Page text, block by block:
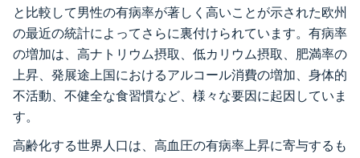
と比較して男性の有病率が著しく高いことが示された欧州
の最近の統計によってさらに裏付けられています。有病率
の増加は、高ナトリウム摂取、低カリウム摂取、肥満率の
上昇、発展途上国におけるアルコール消費の増加、身体的
不活動、不健全な食習慣など、様々な要因に起因していま
す。
高齢化する世界人口は、高血圧の有病率上昇に寄与するも